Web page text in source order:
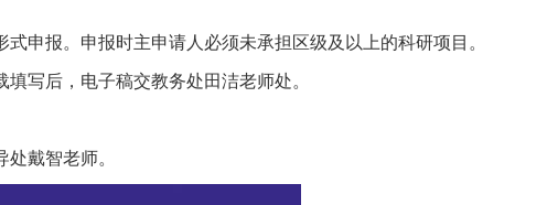
申报。申报时主申请人必须未承担区级及以上的科研项目。
写后，电子稿交教务处田洁老师处。
戴智老师。